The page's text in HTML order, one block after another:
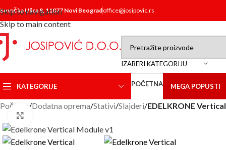
Skip to navigation
Skip to main content
Ulica 8, 11077 Novi Beogradoffice@josipovic.rs
IZABERI KATEGORIJU
KATEGORIJE POČETNA MEGA POPUSTI
Početna/Dodatna oprema/Stativi/Slajderi/EDELKRONE